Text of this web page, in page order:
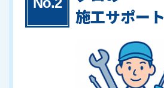
施工サポート